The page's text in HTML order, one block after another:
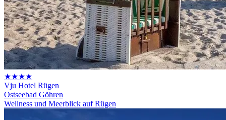
★★★★
Vju Hotel Rügen
Ostseebad Göhren
Wellness und Meerblick auf Rügen